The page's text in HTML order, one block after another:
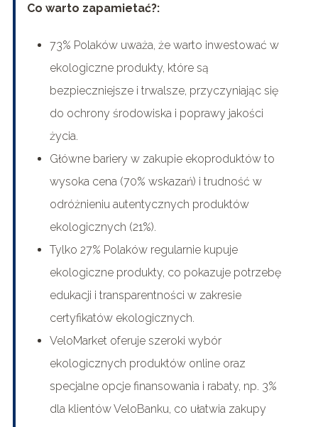
Co warto zapamietać?:
73% Polaków uważa, że warto inwestować w
ekologiczne produkty, które są
bezpieczniejsze i trwalsze, przyczyniając się
do ochrony środowiska i poprawy jakości
życia.
Główne bariery w zakupie ekoproduktów to
wysoka cena (70% wskazań) i trudność w
odróżnieniu autentycznych produktów
ekologicznych (21%).
Tylko 27% Polaków regularnie kupuje
ekologiczne produkty, co pokazuje potrzebę
edukacji i transparentności w zakresie
certyfikatów ekologicznych.
VeloMarket oferuje szeroki wybór
ekologicznych produktów online oraz
specjalne opcje finansowania i rabaty, np. 3%
dla klientów VeloBanku, co ułatwia zakupy